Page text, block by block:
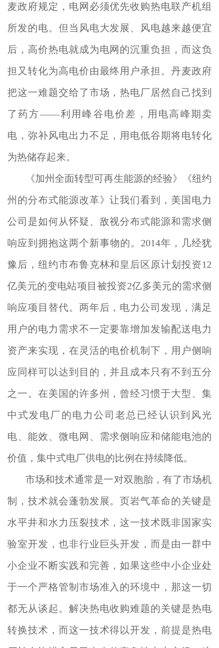
麦政府规定，电网必须优先收购热电联产机组
所发的电。但当风电大发展、风电越来越便宜
后，高价热电就成为电网的沉重负担，而这负
担又转化为高电价由最终用户承担。丹麦政府
把这一难题交给了市场，热电厂居然自己找到
了药方——利用峰谷电价差，用电高峰期卖
电，弥补风电出力不足，用电低谷期将电转化
为热储存起来。
《加州全面转型可再生能源的经验》《纽约
州的分布式能源改革》让我们看到，美国电力
公司是如何从怀疑、敌视分布式能源和需求侧
响应到拥抱这两个新事物的。2014年，几经犹
豫后，纽约市布鲁克林和皇后区原计划投资12
亿美元的变电站项目被投资2亿多美元的需求侧
响应项目替代。两年后，电力公司发现，满足
用户的电力需求不一定要靠增加发输配送电力
资产来实现，在灵活的电价机制下，用户侧响
应同样可以达到目的，并且成本只有不到五分
之一。在美国的许多州，曾经习惯于大型、集
中式发电厂的电力公司老总已经认识到风光
电、能效、微电网、需求侧响应和储能电池的
价值，集中式电厂供电的比例在持续降低。
市场和技术通常是一对双胞胎，有了市场机
制，技术就会蓬勃发展。页岩气革命的关键是
水平井和水力压裂技术，这一技术既非国家实
验室开发，也非行业巨头开发，而是由一群中
小企业不断实践和完善，如果这些中小企业处
于一个严格管制市场准入的环境中，那这一切
都无从谈起。解决热电收购难题的关键是热电
转换技术，而这一技术得以开发，前提是热电